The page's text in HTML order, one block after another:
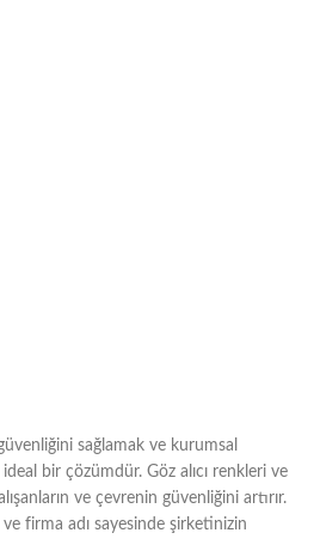
sağlamak ve kurumsal
bir çözümdür. Göz alıcı renkleri ve
ve çevrenin güvenliğini artırır.
firma adı sayesinde şirketinizin